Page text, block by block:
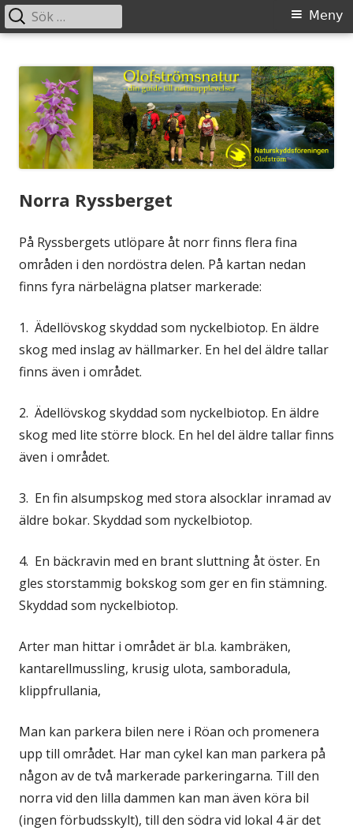
innehåll
Primär
Meny
Sök
efter:
Norra Ryssberget
På Ryssbergets utlöpare åt norr finns flera fina
områden i den nordöstra delen. På kartan nedan
finns fyra närbelägna platser markerade:
1. Ädellövskog skyddad som nyckelbiotop. En äldre
skog med inslag av hällmarker. En hel del äldre tallar
finns även i området.
2. Ädellövskog skyddad som nyckelbiotop. En äldre
skog med lite större block. En hel del äldre tallar finns
även i området.
3. En fin alsumpskog med stora alsocklar inramad av
äldre bokar. Skyddad som nyckelbiotop.
4. En bäckravin med en brant sluttning åt öster. En
gles storstammig bokskog som ger en fin stämning.
Skyddad som nyckelbiotop.
Arter man hittar i området är bl.a. kambräken,
kantarellmussling, krusig ulota, samboradula,
klippfrullania,
Man kan parkera bilen nere i Röan och promenera
upp till området. Har man cykel kan man parkera på
någon av de två markerade parkeringarna. Till den
norra vid den lilla dammen kan man även köra bil
(ingen förbudsskylt), till den södra vid lokal 4 är det